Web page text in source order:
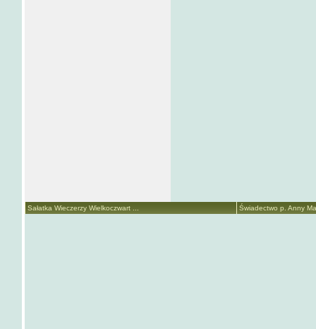
Sałatka Wieczerzy Wielkoczwart ... Świadectwo p. Anny